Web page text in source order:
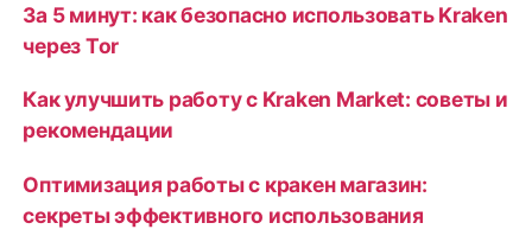
За 5 минут: как безопасно использовать Kraken
через Tor
Как улучшить работу с Kraken Market: советы и
рекомендации
Оптимизация работы с кракен магазин:
секреты эффективного использования